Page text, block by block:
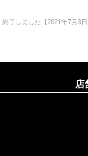
終了しました【2021年7月3
店